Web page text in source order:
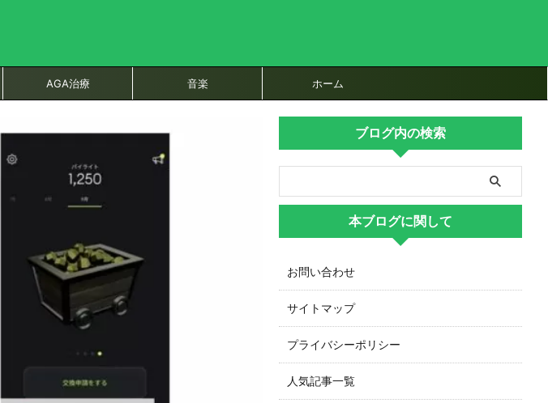
AGA治療 音楽 ホーム
ブログ内の検索
本ブログに関して
お問い合わせ
サイトマップ
プライバシーポリシー
人気記事一覧